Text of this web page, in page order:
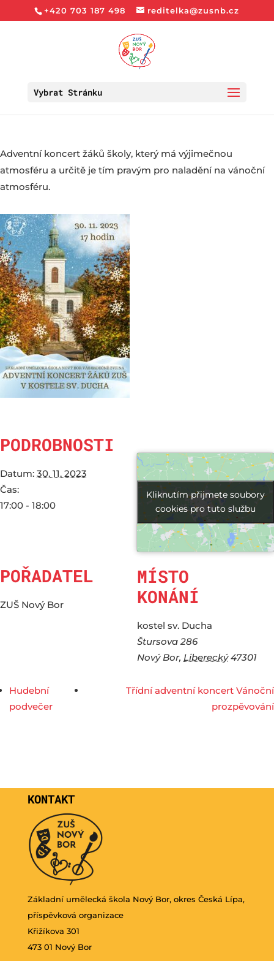
+420 703 187 498 reditelka@zusnb.cz
Vybrat Stránku
Adventní koncert žáků školy, který má výjimečnou
atmosféru a určitě je tím pravým pro naladění na vánoční
atmosféru.
PODROBNOSTI
Datum: 30. 11. 2023
Čas:
17:00 - 18:00
POŘADATEL
ZUŠ Nový Bor
MÍSTO
KONÁNÍ
kostel sv. Ducha
Štursova 286
Nový Bor, Liberecký 47301
Kliknutím přijmete soubory
cookies pro tuto službu
Kliknutím přijmete soubory
cookies pro tuto službu
Hudební
podvečer
Třídní adventní koncert Vánoční
prozpěvování
KONTAKT
Základní umělecká škola Nový Bor, okres Česká Lípa,
příspěvková organizace
Křižíkova 301
473 01 Nový Bor